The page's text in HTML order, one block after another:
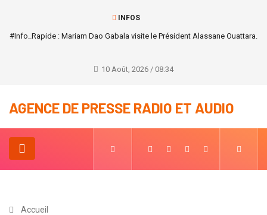
INFOS
#Info_Rapide : Mariam Dao Gabala visite le Président Alassane Ouattara.
10 Août, 2026 / 08:34
AGENCE DE PRESSE RADIO ET AUDIO
Accueil